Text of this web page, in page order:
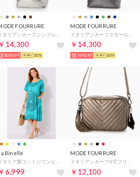
FOURRURE
￥14,300
80%OFF 30%
MODE FOURRURE
イタリアンカーフスモールトート （ブラックメタル）
￥14,300
76%OFF 30%
Rinelle
￥6,999
MODE FOURRURE
￥12,100